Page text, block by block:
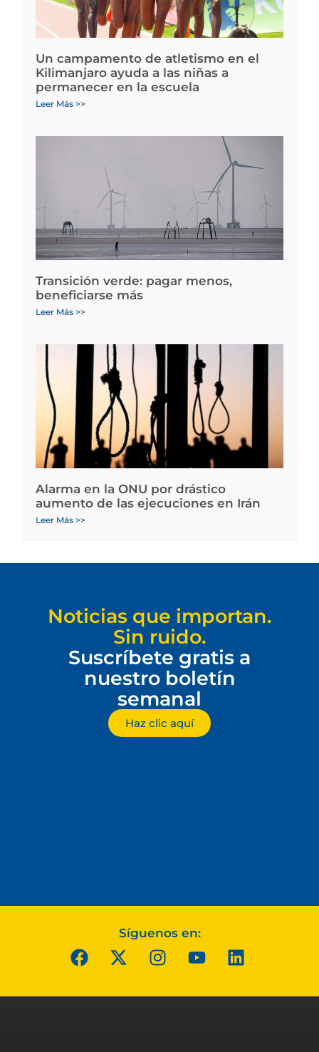
Un campamento de atletismo en el
Kilimanjaro ayuda a las niñas a
permanecer en la escuela
Leer Más >>
Transición verde: pagar menos,
beneficiarse más
Leer Más >>
Alarma en la ONU por drástico
aumento de las ejecuciones en Irán
Leer Más >>
Noticias que importan.
Sin ruido.
Suscríbete gratis a
nuestro boletín
semanal
Haz clic aquí
Síguenos en: